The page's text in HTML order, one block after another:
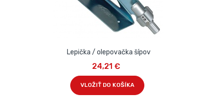
Lepička / olepovačka šípov
24,21 €
VLOŽIŤ DO KOŠÍKA